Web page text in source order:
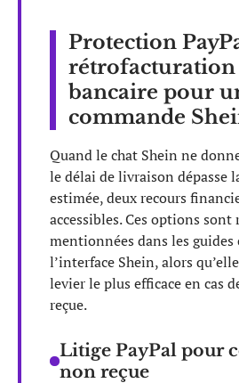
Protection
rétrofacturation
bancaire pour
commande
Quand le chat Shein ne
le délai de livraison dépasse
estimée, deux recours
accessibles. Ces options sont
mentionnées dans les guides
l’interface Shein, alors
levier le plus efficace en cas
reçue.
Litige PayPal pour
non reçue